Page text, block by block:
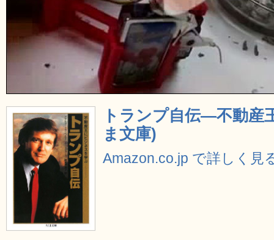
トランプ自伝―不動産
ま文庫)
Amazon.co.jp で詳しく見